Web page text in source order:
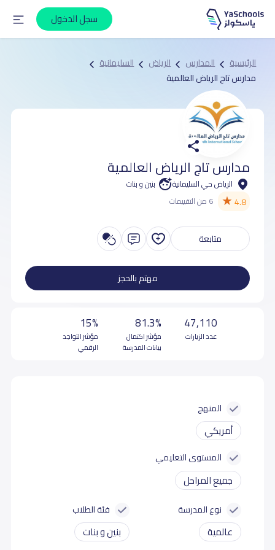
سجل الدخول
الرئيسية المدارس الرياض
السليمانية
مدارس تاج الرياض العالمية
مدارس تاج الرياض العالمية
الرياض حي السليمانية بنين و بنات
4.8
★ 6 من التقييمات
متابعة
مهتم بالحجز
47,110
عدد الزيارات
81.3%
مؤشر اكتمال
بيانات المدرسة
15%
مؤشر التواجد
الرقمي
المنهج
أمريكي
المستوى التعليمي
جميع المراحل
نوع المدرسة
عالمية
فئة الطلاب
بنين و بنات